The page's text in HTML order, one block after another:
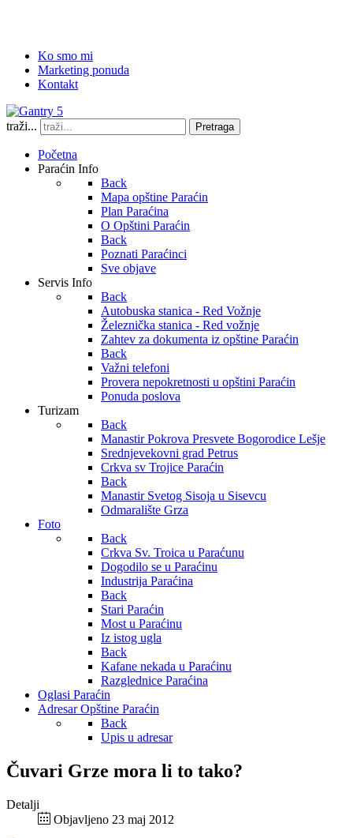
Ko smo mi
Marketing ponuda
Kontakt
traži... Pretraga
Početna
Paraćin Info
Back
Mapa opštine Paraćin
Plan Paraćina
O Opštini Paraćin
Back
Poznati Paraćinci
Sve objave
Servis Info
Back
Autobuska stanica - Red Vožnje
Železnička stanica - Red vožnje
Zahtev za dokumenta iz opštine Paraćin
Back
Važni telefoni
Provera nepokretnosti u opštini Paraćin
Ponuda poslova
Turizam
Back
Manastir Pokrova Presvete Bogorodice Lešje
Srednjevekovni grad Petrus
Crkva sv Trojice Paraćin
Back
Manastir Svetog Sisoja u Sisevcu
Odmaralište Grza
Foto
Back
Crkva Sv. Troica u Paraćunu
Dogodilo se u Paraćinu
Industrija Paraćina
Back
Stari Paraćin
Most u Paraćinu
Iz istog ugla
Back
Kafane nekada u Paraćinu
Razglednice Paraćina
Oglasi Paraćin
Adresar Opštine Paraćin
Back
Upis u adresar
Čuvari Grze mora li to tako?
Detalji
Objavljeno 23 maj 2012